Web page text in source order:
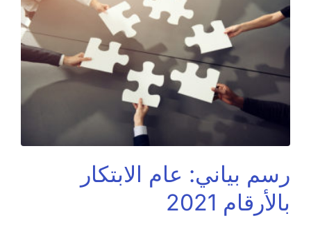
رسم بياني: عام الابتكار
بالأرقام 2021